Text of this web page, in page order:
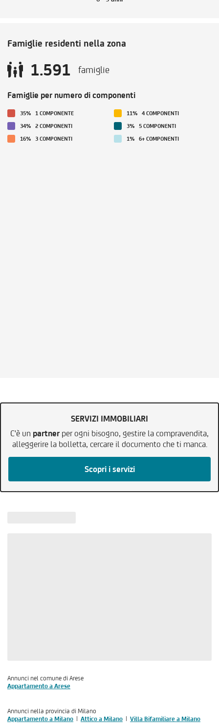
Famiglie residenti nella zona
1.591 famiglie
Famiglie per numero di componenti
35%
1 COMPONENTE
34%
2 COMPONENTI
16%
3 COMPONENTI
11%
4 COMPONENTI
3%
5 COMPONENTI
1%
6+ COMPONENTI
SERVIZI IMMOBILIARI
C'è un partner per ogni bisogno, gestire la compravendita,
alleggerire la bolletta, cercare il documento che ti manca.
Scopri i servizi
Annunci nel comune di Arese
Appartamento a Arese
Annunci nella provincia di Milano
Appartamento a Milano
Attico a Milano Villa Bifamiliare a Milano